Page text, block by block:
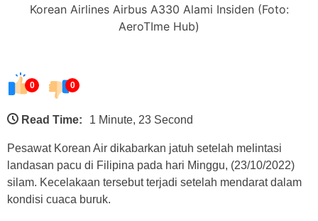
Korean Airlines Airbus A330 Alami Insiden (Foto:
AeroTIme Hub)
0 0
Read Time: 1 Minute, 23 Second
Pesawat Korean Air dikabarkan jatuh setelah melintasi
landasan pacu di Filipina pada hari Minggu, (23/10/2022)
silam. Kecelakaan tersebut terjadi setelah mendarat dalam
kondisi cuaca buruk.